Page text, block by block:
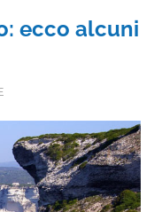
ecco alcuni
GUIDE